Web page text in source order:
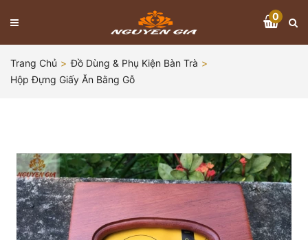
0
Trang Chủ
Đồ Dùng & Phụ Kiện Bàn Trà
Hộp Đựng Giấy Ăn Bằng Gỗ